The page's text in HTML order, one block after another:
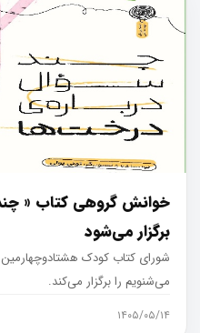
خوانش گروهی کتاب «
برگزار می‌شود
شورای کتاب کودک
می‌شنویم را برگزار می‌کند.
۱۴۰۵/۰۵/۱۴